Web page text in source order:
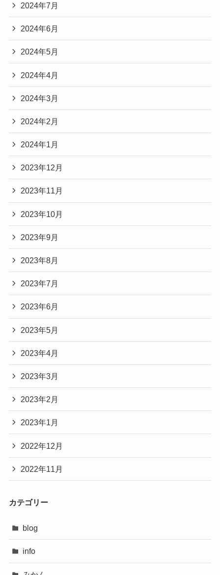
2024年7月
2024年6月
2024年5月
2024年4月
2024年3月
2024年2月
2024年1月
2023年12月
2023年11月
2023年10月
2023年9月
2023年8月
2023年7月
2023年6月
2023年5月
2023年4月
2023年3月
2023年2月
2023年1月
2022年12月
2022年11月
カテゴリー
blog
info